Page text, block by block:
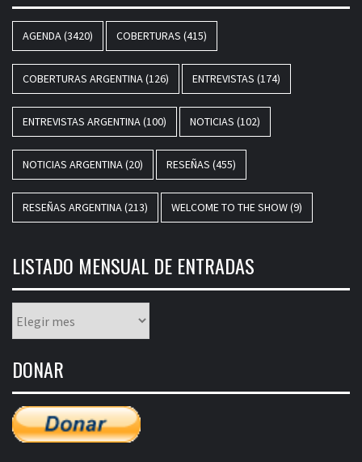
AGENDA(3420) COBERTURAS (415)
COBERTURAS ARGENTINA(126) ENTREVISTAS (174)
ENTREVISTAS ARGENTINA(100) NOTICIAS (102)
NOTICIAS ARGENTINA(20) RESEÑAS (455)
RESEÑAS ARGENTINA(213) WELCOME TO THE SHOW(9)
LISTADO MENSUAL DE ENTRADAS
mensual
entradas
DONAR